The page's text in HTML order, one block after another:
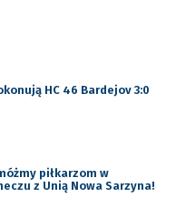
HC 46 Bardejov 3:0
piłkarzom w
z Unią Nowa Sarzyna!